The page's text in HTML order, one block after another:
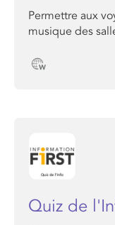
Permettre aux
musique des
Quiz de